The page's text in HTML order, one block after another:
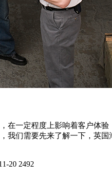
在一定程度上影响着客户体
我们需要先来了解一下，英
20 2492